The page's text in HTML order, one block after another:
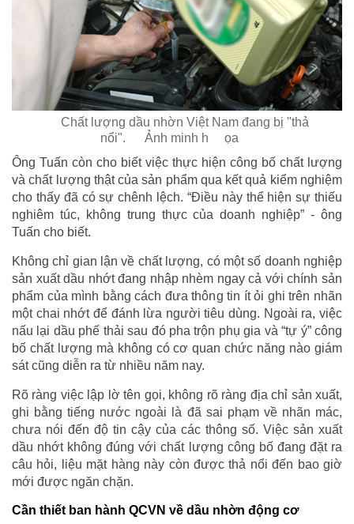
Chất lượng dầu nhờn Việt Nam đang bị "thả
nổi".
Ảnh minh h
ọa
Ông Tuấn còn cho biết việc thực hiện công bố chất lượng
và chất lượng thật của sản phẩm qua kết quả kiểm nghiệm
cho thấy đã có sự chênh lệch. “Điều này thể hiện sự thiếu
nghiêm túc, không trung thực của doanh nghiệp” - ông
Tuấn cho biết.
Không chỉ gian lận về chất lượng, có một số doanh nghiệp
sản xuất dầu nhớt đang nhập nhèm ngay cả với chính sản
phẩm của mình bằng cách đưa thông tin ít ỏi ghi trên nhãn
một chai nhớt để đánh lừa người tiêu dùng. Ngoài ra, việc
nấu lại dầu phế thải sau đó pha trộn phụ gia và “tự ý” công
bố chất lượng mà không có cơ quan chức năng nào giám
sát cũng diễn ra từ nhiều năm nay.
Rõ ràng việc lập lờ tên gọi, không rõ ràng địa chỉ sản xuất,
ghi bằng tiếng nước ngoài là đã sai phạm về nhãn mác,
chưa nói đến độ tin cậy của các thông số. Việc sản xuất
dầu nhớt không đúng với chất lượng công bố đang đặt ra
câu hỏi, liệu mặt hàng này còn được thả nổi đến bao giờ
mới được ngăn chặn.
Cần thiết ban hành QCVN về dầu nhờn động cơ